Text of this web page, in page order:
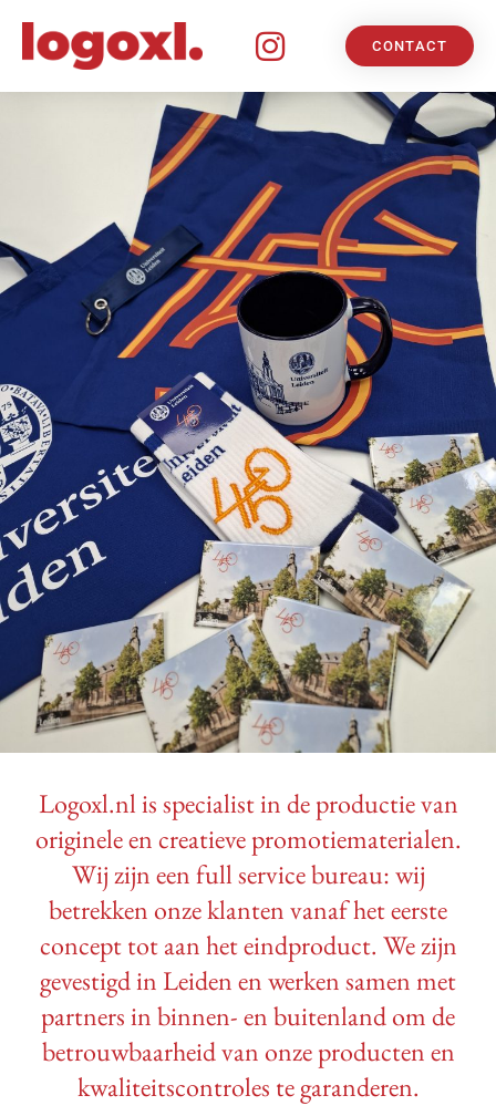
CONTACT
Logoxl.nl is specialist in de productie van
originele en creatieve promotiematerialen.
Wij zijn een full service bureau: wij
betrekken onze klanten vanaf het eerste
concept tot aan het eindproduct. We zijn
gevestigd in Leiden en werken samen met
partners in binnen- en buitenland om de
betrouwbaarheid van onze producten en
kwaliteitscontroles te garanderen.